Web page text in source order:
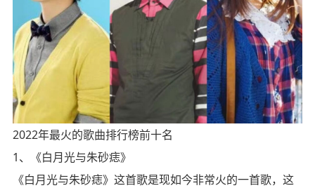
2022年最火的歌曲排行榜前十名
1、《白月光与朱砂痣》
《白月光与朱砂痣》这首歌是现如今非常火的一首歌，这